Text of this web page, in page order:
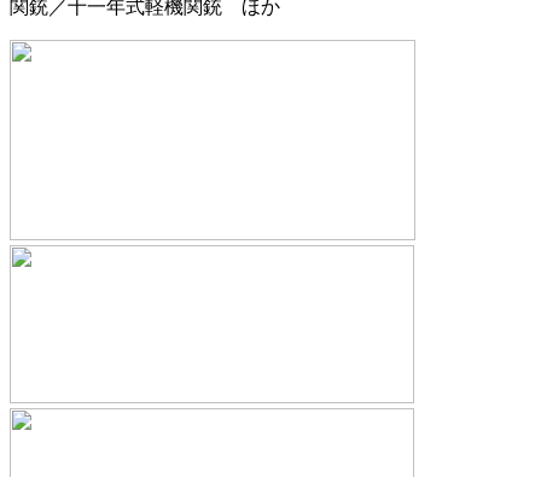
関銃／十一年式軽機関銃 ほか